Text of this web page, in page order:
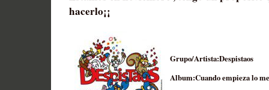
hacerlo¡¡
Grupo/Artista:Despistaos
Album:Cuando empieza lo